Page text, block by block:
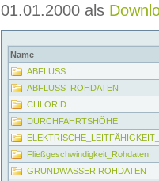
01.01.2000 als
Name
ABFLUSS
ABFLUSS_ROHDATEN
CHLORID
DURCHFAHRTSHÖHE
Fließgeschwindigkeit_Rohdaten
GRUNDWASSER ROHDATEN